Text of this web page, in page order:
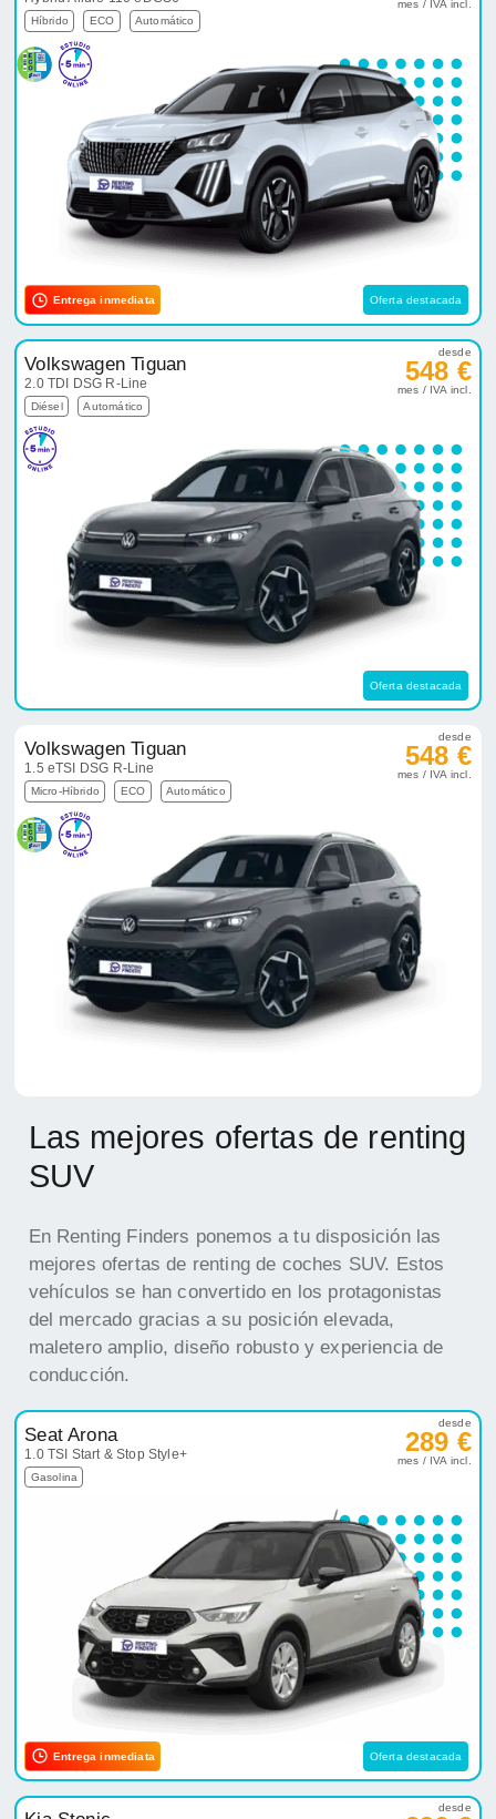
Híbrido ECO Automático
mes / IVA incl.
Entrega inmediata Oferta destacada
Volkswagen Tiguan
2.0 TDI DSG R-Line
Diésel Automático
desde
548 €
mes / IVA incl.
Oferta destacada
Volkswagen Tiguan
1.5 eTSI DSG R-Line
Micro-Híbrido ECO Automático
desde
548 €
mes / IVA incl.
Las mejores ofertas de renting
SUV
En Renting Finders ponemos a tu disposición las
mejores ofertas de renting de coches SUV. Estos
vehículos se han convertido en los protagonistas
del mercado gracias a su posición elevada,
maletero amplio, diseño robusto y experiencia de
conducción.
Seat Arona
1.0 TSI Start & Stop Style+
Gasolina
desde
289 €
mes / IVA incl.
Entrega inmediata Oferta destacada
desde